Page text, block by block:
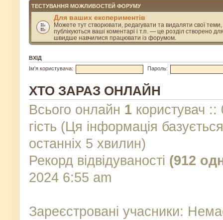
ТЕСТУВАННЯ МОЖЛИВОСТЕЙ ФОРУМУ
Для ваших експериментів
Можете тут створювати, редагувати та видаляти свої теми,
публікуються ваші коментарі і т.п. — це розділ створено
швидше навчилися працювати із форумом.
ВХІД
Ім'я користувача:
Пароль:
ХТО ЗАРАЗ ОНЛАЙН
Всього онлайн 1 користувач ::
гість (Ця інформація
останніх 5 хвилин)
Рекорд відвідуваності (912
2024 6:55 am
Зареєстровані учасники: